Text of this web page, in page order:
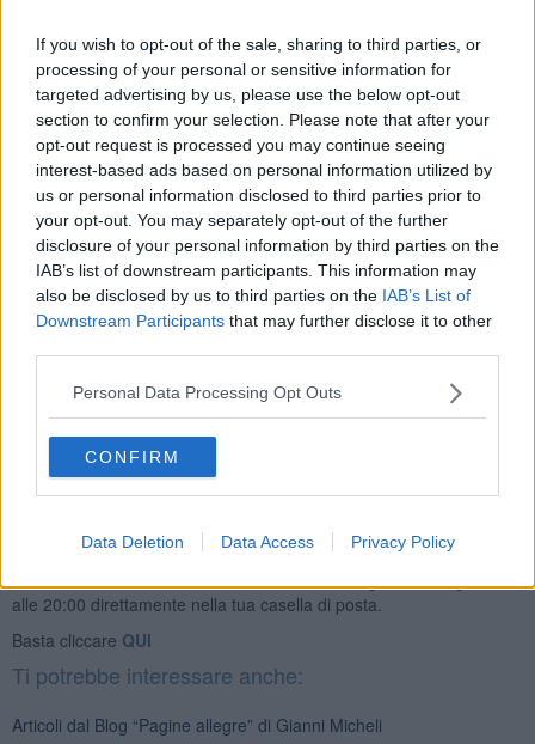
If you wish to opt-out of the sale, sharing to third parties, or
processing of your personal or sensitive information for
targeted advertising by us, please use the below opt-out
section to confirm your selection. Please note that after your
opt-out request is processed you may continue seeing
interest-based ads based on personal information utilized by
us or personal information disclosed to third parties prior to
your opt-out. You may separately opt-out of the further
disclosure of your personal information by third parties on the
IAB’s list of downstream participants. This information may
also be disclosed by us to third parties on the IAB’s List of
Downstream Participants that may further disclose it to other
Personal Data Processing Opt Outs
CONFIRM
Data Deletion Data Access Privacy Policy
strada, alla città, al pianeta. Abbiamo dimenticato i nomi degli
“attrezzi della cura” e senza un nome anche un frattone diventa
invisibile.
Possibile che la nostra generazione abbia bisogno di imparare ad
utilizzare malta e frattone prima di esporre soluzioni per quella cura
radicale di cui il nostro pianeta avrebbe bisogno per rimediare al
tanto male causato dalla nostra specie? Non so, magari saremmo
capaci di adottare un altro punto di vista, di mostrare un diverso
rispetto per i luoghi dove poggiamo i piedi, modificandoli
incessantemente senza criterio. Lasciando che si guastino. Dando
vita a muffe e crepe nel tempo insanabili.
tutorial su YouTube?
Gianni Micheli
Se vuoi leggere le notizie principali della Toscana iscriviti alla
alle 20:00 direttamente nella tua casella di posta.
Basta cliccare QUI
Ti potrebbe interessare anche:
Articoli dal Blog “Pagine allegre” di Gianni Micheli